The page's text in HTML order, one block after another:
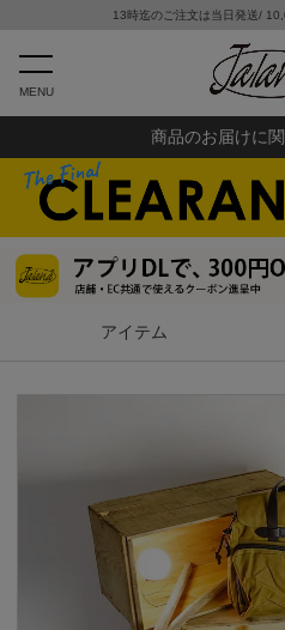
13時迄のご注文は当日発送/
MENU
商品のお届けに
アイテム